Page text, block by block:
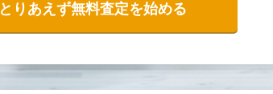
とりあえず無料査定を始める